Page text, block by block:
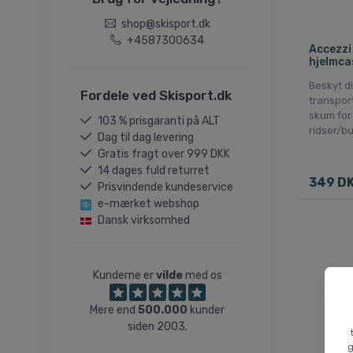
58-62cm
59-60cm
63-67cm
Onesize
shop@skisport.dk
+4587300634
Fordele ved Skisport.dk
103 % prisgaranti på ALT
Dag til dag levering
Gratis fragt over 999 DKK
14 dages fuld returret
Prisvindende kundeservice
e-mærket webshop
Dansk virksomhed
Kunderne ervildemed os
Mere end 500.000 kunder
siden 2003.
Beskyt
skum
ridser/
349